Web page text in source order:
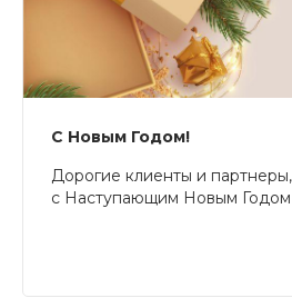
С Новым Годом!
Дорогие клиенты и
с Наступающим Новым